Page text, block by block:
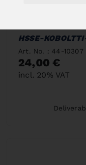
HSSE-
Art. No. : 44-10307
24,00 €
incl. 20% VAT